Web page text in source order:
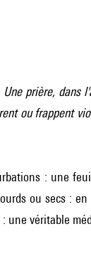
prière, dans
ou frappent
: une
ou secs :
une véritable